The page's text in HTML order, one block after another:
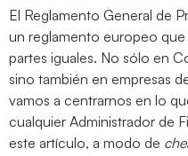
El Reglamento General de
un reglamento europeo
partes iguales. No sólo en
sino también en empresas
vamos a centrarnos en lo
cualquier Administrador de
este artículo, a modo de